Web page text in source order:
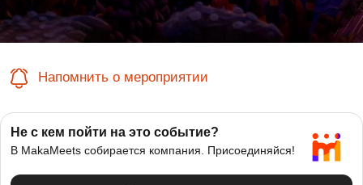
Напомнить о мероприятии